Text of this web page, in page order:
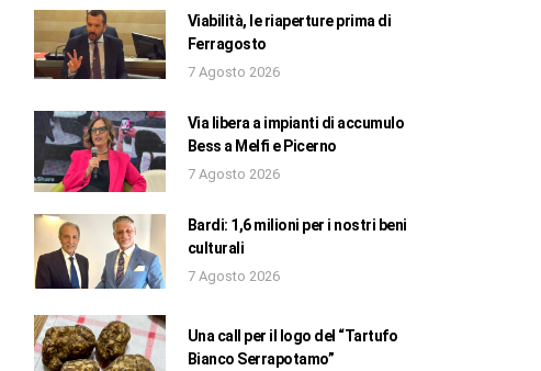
Viabilità, le riaperture prima di
Ferragosto
7 Agosto 2026
Via libera a impianti di accumulo
Bess a Melfi e Picerno
7 Agosto 2026
Bardi: 1,6 milioni per i nostri beni
culturali
7 Agosto 2026
Una call per il logo del “Tartufo
Bianco Serrapotamo”